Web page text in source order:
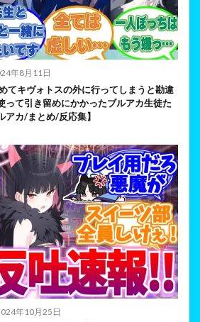
年8月11日
てキヴォトスの外に行ってしまうと勘違
って引き留めにかかったブルアカ生徒た
アカ/まとめ/反応集】
年10月25日